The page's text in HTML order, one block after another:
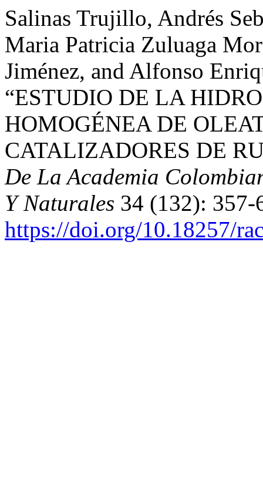
Salinas Trujillo, Andrés
Maria Patricia Zuluaga
Jiménez, and Alfonso
“ESTUDIO DE LA
HOMOGÉNEA DE
CATALIZADORES DE
De La Academia
Y Naturales 34 (132): 357-
https://doi.org/10.18257/